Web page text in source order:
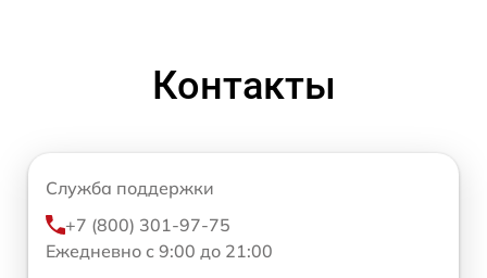
Контакты
Служба поддержки
+7 (800) 301-97-75
Ежедневно с 9:00 до 21:00